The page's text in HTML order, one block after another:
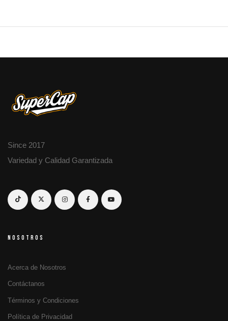
Since 2017
Variedad y Calidad Garantizada
NOSOTROS
Acerca de Nosotros
Contáctanos
Términos y Condiciones
Política de Privacidad